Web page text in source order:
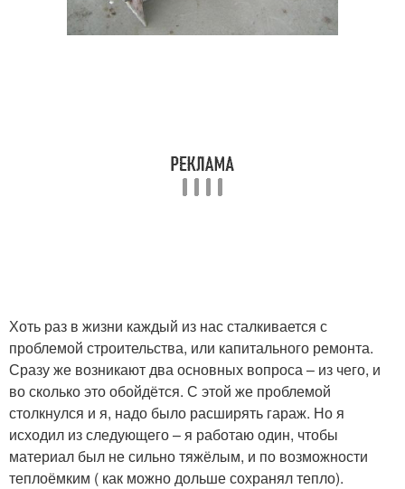
Хоть раз в жизни каждый из нас сталкивается с
проблемой строительства, или капитального ремонта.
Сразу же возникают два основных вопроса – из чего, и
во сколько это обойдётся. С этой же проблемой
столкнулся и я, надо было расширять гараж. Но я
исходил из следующего – я работаю один, чтобы
материал был не сильно тяжёлым, и по возможности
теплоёмким ( как можно дольше сохранял тепло).